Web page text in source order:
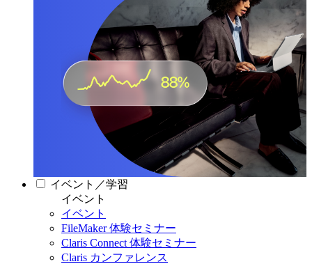
イベント／学習
イベント
イベント
FileMaker 体験セミナー
Claris Connect 体験セミナー
Claris カンファレンス